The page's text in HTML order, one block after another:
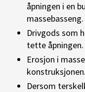
åpningen i en
massebasseng.
Drivgods som
tette åpningen.
Erosjon i
konstruksjonen.
Dersom